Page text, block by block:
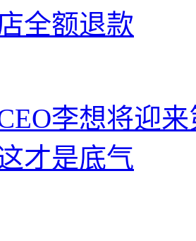
全额退款
李想将迎
才是底气